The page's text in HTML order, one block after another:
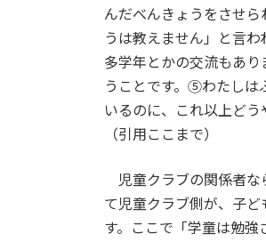
んだべんきょうをさせ
うは教えません」と言
多学年とかの交流もあ
うことです。⑤わたしは
いるのに、これ以上どう
（引用ここまで）
児童クラブの関係者な
て児童クラブ側が、子
す。ここで「学童は勉